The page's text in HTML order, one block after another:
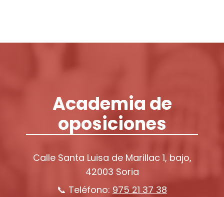
Academia de
oposiciones
Calle Santa Luisa de Marillac 1, bajo,
42003 Soria
📞 Teléfono: 975 21 37 38